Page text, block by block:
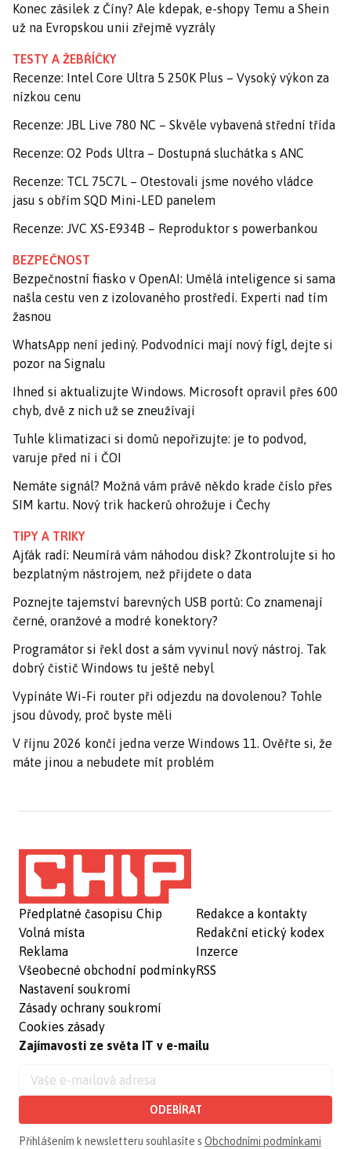
Konec zásilek z Číny? Ale kdepak, e-shopy Temu a Shein
už na Evropskou unii zřejmě vyzrály
TESTY A ŽEBŘÍČKY
Recenze: Intel Core Ultra 5 250K Plus – Vysoký výkon za
nízkou cenu
Recenze: JBL Live 780 NC – Skvěle vybavená střední třída
Recenze: O2 Pods Ultra – Dostupná sluchátka s ANC
Recenze: TCL 75C7L – Otestovali jsme nového vládce
jasu s obřím SQD Mini-LED panelem
Recenze: JVC XS-E934B – Reproduktor s powerbankou
BEZPEČNOST
Bezpečnostní fiasko v OpenAI: Umělá inteligence si sama
našla cestu ven z izolovaného prostředí. Experti nad tím
žasnou
WhatsApp není jediný. Podvodníci mají nový fígl, dejte si
pozor na Signalu
Ihned si aktualizujte Windows. Microsoft opravil přes 600
chyb, dvě z nich už se zneužívají
Tuhle klimatizaci si domů nepořizujte: je to podvod,
varuje před ní i ČOI
Nemáte signál? Možná vám právě někdo krade číslo přes
SIM kartu. Nový trik hackerů ohrožuje i Čechy
TIPY A TRIKY
Ajťák radí: Neumírá vám náhodou disk? Zkontrolujte si ho
bezplatným nástrojem, než přijdete o data
Poznejte tajemství barevných USB portů: Co znamenají
černé, oranžové a modré konektory?
Programátor si řekl dost a sám vyvinul nový nástroj. Tak
dobrý čistič Windows tu ještě nebyl
Vypínáte Wi-Fi router při odjezdu na dovolenou? Tohle
jsou důvody, proč byste měli
V říjnu 2026 končí jedna verze Windows 11. Ověřte si, že
máte jinou a nebudete mít problém
Předplatné časopisu Chip
Volná místa
Reklama
Všeobecné obchodní podmínky
Nastavení soukromí
Zásady ochrany soukromí
Cookies zásady
Redakce a kontakty
Redakční etický kodex
Inzerce
RSS
Zajímavosti ze světa IT v e-mailu
ODEBÍRAT
Přihlášením k newsletteru souhlasíte s Obchodními podmínkami